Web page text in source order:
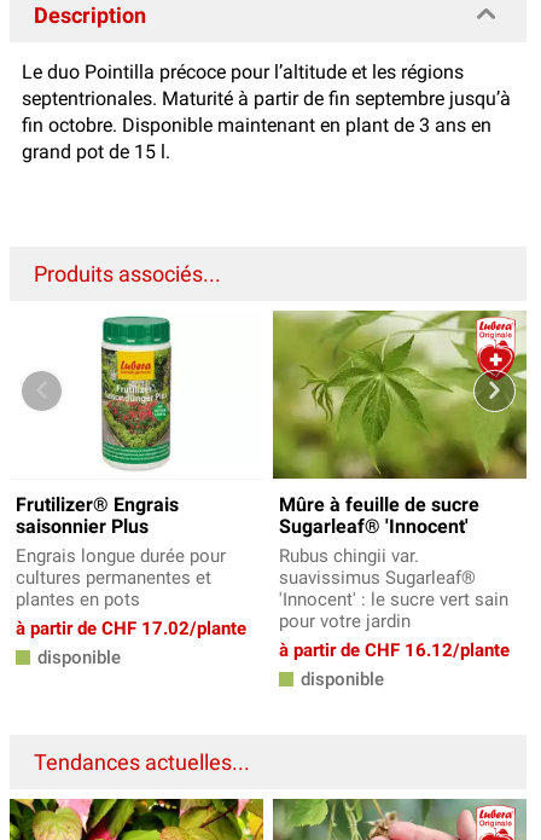
Description
Le duo Pointilla précoce pour l’altitude et les régions
septentrionales. Maturité à partir de fin septembre jusqu’à
fin octobre. Disponible maintenant en plant de 3 ans en
grand pot de 15 l.
Produits associés...
Frutilizer® Engrais
saisonnier Plus
Engrais longue durée pour
cultures permanentes et
plantes en pots
à partir de CHF 17.02/plante
disponible
Mûre à feuille de sucre
Sugarleaf® 'Innocent'
Rubus chingii var.
suavissimus Sugarleaf®
'Innocent' : le sucre vert sain
pour votre jardin
à partir de CHF 16.12/plante
disponible
Tendances actuelles...